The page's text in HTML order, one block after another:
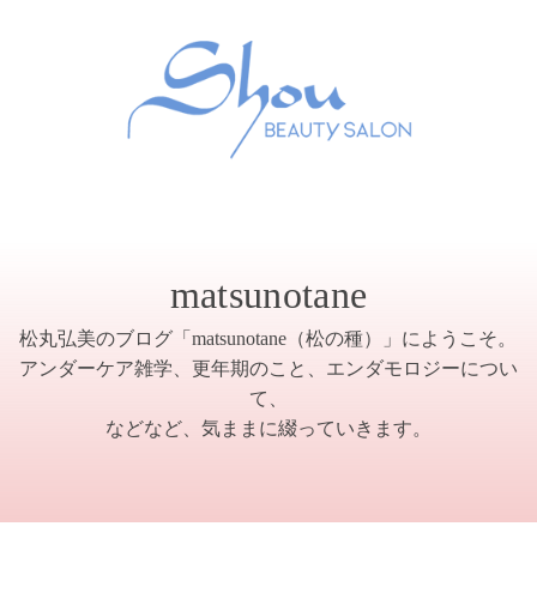
matsunotane
松丸弘美のブログ「matsunotane（松の種）」にようこそ。
アンダーケア雑学、更年期のこと、エンダモロジーについ
て、
などなど、気ままに綴っていきます。